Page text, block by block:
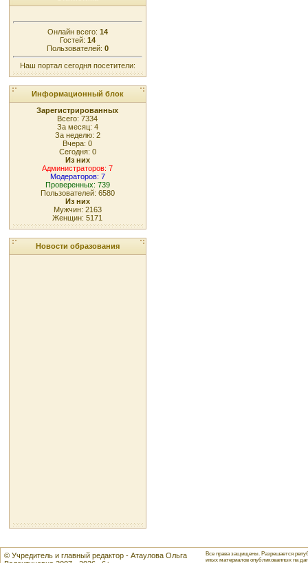
Онлайн всего: 14
Гостей: 14
Пользователей: 0
Наш портал сегодня посетители:
Информационный блок
Зарегистрированных
Всего: 7334
За месяц: 4
За неделю: 2
Вчера: 0
Сегодня: 0
Из них
Администраторов: 7
Модераторов: 7
Проверенных: 739
Пользователей: 6580
Из них
Мужчин: 2163
Женщин: 5171
Новости образования
© Учредитель и главный редактор - Атаулова Ольга
Все права защищены. Разрешается
иных материалов опубликованных на